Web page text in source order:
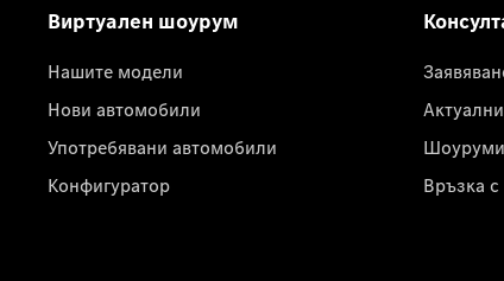
Виртуален шоурум
Нашите модели
Нови автомобили
Употребявани автомобили
Конфигуратор
Шоуруми
Връзка с